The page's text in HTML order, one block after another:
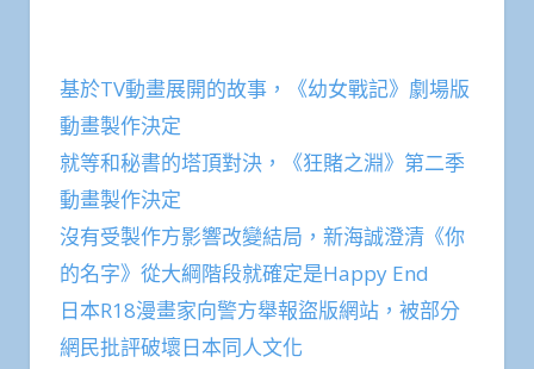
基於TV動畫展開的故事，《幼女戰記》劇場版
動畫製作決定
就等和秘書的塔頂對決，《狂賭之淵》第二季
動畫製作決定
沒有受製作方影響改變結局，新海誠澄清《你
的名字》從大綱階段就確定是Happy End
日本R18漫畫家向警方舉報盜版網站，被部分
網民批評破壞日本同人文化